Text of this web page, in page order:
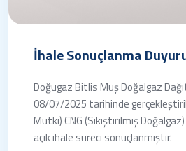
İhale Sonuçlanma
Doğugaz Bitlis Muş Doğalgaz
08/07/2025 tarihinde
Mutki) CNG (Sıkıştırılmış
açık ihale süreci sonuçlanmıştır.